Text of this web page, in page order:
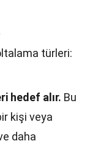
türleri:
hedef alır. Bu
kişi veya
daha